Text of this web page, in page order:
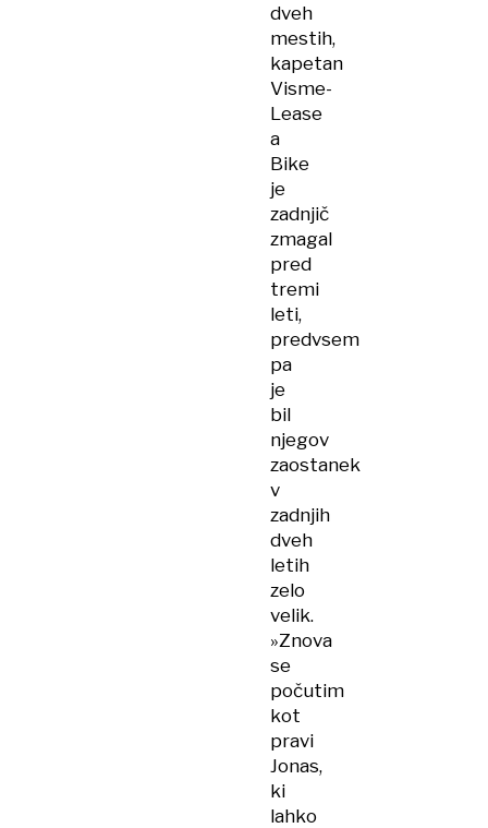
dveh
mestih,
kapetan
Visme-
Lease
a
Bike
je
zadnjič
zmagal
pred
tremi
leti,
predvsem
pa
je
bil
njegov
zaostanek
v
zadnjih
dveh
letih
zelo
velik.
»Znova
se
počutim
kot
pravi
Jonas,
ki
lahko